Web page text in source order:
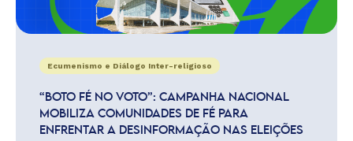
Ecumenismo e Diálogo Inter-religioso
“BOTO FÉ NO VOTO”: CAMPANHA NACIONAL
MOBILIZA COMUNIDADES DE FÉ PARA
ENFRENTAR A DESINFORMAÇÃO NAS ELEIÇÕES